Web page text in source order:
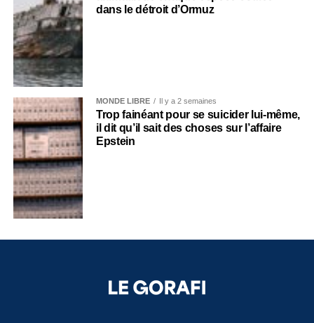
dans le détroit d’Ormuz
MONDE LIBRE Il y a 2 semaines
Trop fainéant pour se suicider lui-même,
il dit qu’il sait des choses sur l’affaire
Epstein